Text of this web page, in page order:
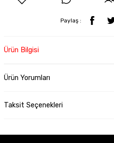
Paylaş :
Ürün Bilgisi
Ürün Yorumları
Taksit Seçenekleri